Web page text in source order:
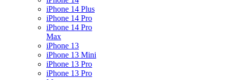
iPhone 14 Plus
iPhone 14 Pro
iPhone 14 Pro
Max
iPhone 13
iPhone 13 Mini
iPhone 13 Pro
iPhone 13 Pro